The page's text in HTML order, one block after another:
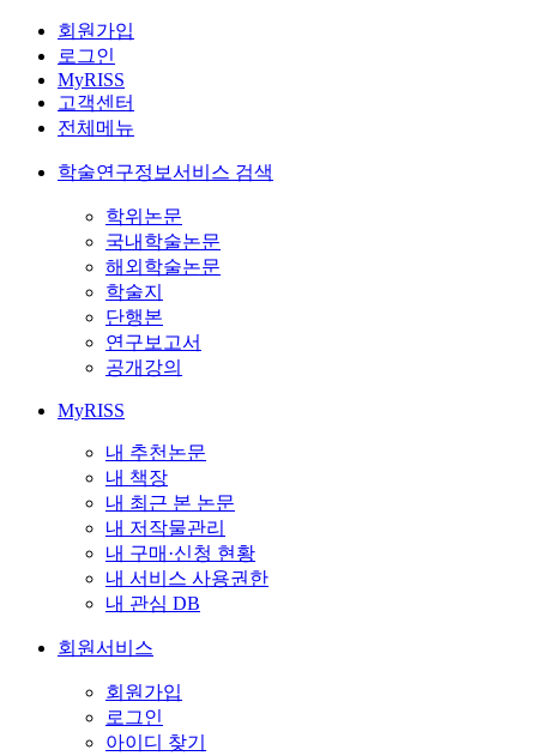
회원가입
로그인
MyRISS
고객센터
전체메뉴
학술연구정보서비스 검색
학위논문
국내학술논문
해외학술논문
학술지
단행본
연구보고서
공개강의
MyRISS
내 추천논문
내 책장
내 최근 본 논문
내 저작물관리
내 구매·신청 현황
내 서비스 사용권한
내 관심 DB
회원서비스
회원가입
로그인
아이디 찾기